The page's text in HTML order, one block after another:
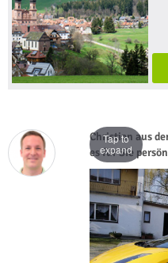
Christian aus
es für Sie
Tap to
expand